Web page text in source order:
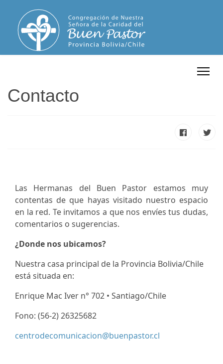
Contacto
Las Hermanas del Buen Pastor estamos muy
contentas de que hayas visitado nuestro espacio
en la red. Te invitamos a que nos envíes tus dudas,
comentarios o sugerencias.
¿Donde nos ubicamos?
Nuestra casa principal de la Provincia Bolivia/Chile
está situada en:
Enrique Mac Iver n° 702 • Santiago/Chile
Fono: (56-2) 26325682
centrodecomunicacion@buenpastor.cl